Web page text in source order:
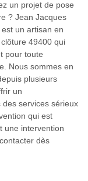
un projet de pose
? Jean Jacques
est un artisan en
49400 qui
pour toute
Nous sommes en
plusieurs
un
services sérieux
qui est
une intervention
dès